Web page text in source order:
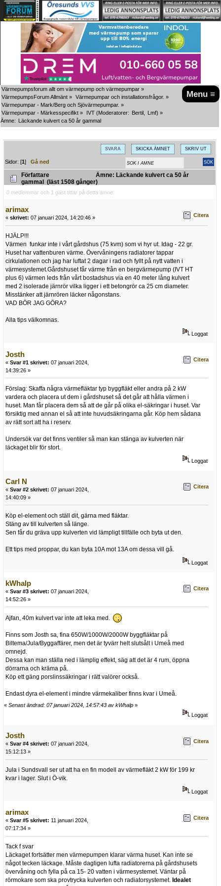
Menu ≡
Värmepumpsforum allt om värmepump och värmepumpar »
VärmepumpsForum Allmänt » Värmepumpar och installationsfrågor. »
Värmepumpar - Mark/Berg och Sjövärmepumpar. »
Värmepumpar - Märkesspecifikt » IVT (Moderatorer: Bertil Lmf) »
Ämne: Läckande kulvert ca 50 år gammal
SVARA SKICKA ÄMNET SKRIV UT
Sidor: [1]Gå ned
Författare
Ämne: Läckande kulvert ca 50 år
gammal (läst 1508 gånger)
0 medlemmar och 1 gäst tittar på detta ämne.
arimax
« skrivet: 07 januari 2024, 14:20:46 » Citera
HJÄLP!!!
Värmen funkar inte i vårt gårdshus (75 kvm) som vi hyr ut. Idag - 22 gr.
Huset har vattenburen värme. Övervåningens radiatorer tappar
cirkulationen och jag har luftat 2 dagar i rad och fyllt på nytt vatten i
värmesystemet.Gårdshuset får värme från en bergvärmepump (IVT HT
plus 6) värmen leds från vårt bostadshus via en 40 meter lång kulvert
med 2 isolerade järnrör vilka ligger i ett betongrör ca 25 cm diameter.
Misstänker att järnrören läcker någonstans.
VAD BÖR JAG GÖRA?
Alla tips välkomnas.
Loggat
Josth
« Svar #1 skrivet: 07 januari 2024,
14:39:26 »
Citera
Förslag: Skaffa några värmefläktar typ byggfläkt eller andra på 2 kW
vardera och placera ut dem i gårdshuset så det går att hålla värmen i
huset. Man får placera dem så att de går på olika el-säkringar i huset. Var
försiktig med annan el så att inte huvudsäkringarna går. Köp hem sådana
av rätt sort att ha i reserv.
Undersök var det finns ventiler så man kan stänga av kulverten när
läckaget blir för stort.
Loggat
Carl N
« Svar #2 skrivet: 07 januari 2024,
14:40:09 »
Citera
Köp el-element och ställ dit, gärna med fläktar.
Stäng av till kulverten så länge.
Sen får du gräva upp kulverten vid lämpligt tillfälle och byta ut den.
Ett tips med proppar, du kan byta 10A mot 13A om dessa vill gå.
Loggat
kWhalp
« Svar #3 skrivet: 07 januari 2024,
14:52:26 »
Citera
Ajfan, 40m kulvert var inte att leka med.
Finns som Josth sa, fina 650W/1000W/2000W byggfläktar på
Biltema/Jula/Byggaffärer, men det är tyvärr helt slutsålt i Umeå med
omnejd.
Dessa kan man ställa ned i lämplig effekt, säg att det är 4 rum, öppna
dörrarna och kräma på.
Köp ett gäng porslinssäkringar i rätt valörer också.
Endast dyra el-element i mindre värmekaliber finns kvar i Umeå.
« Senast ändrad: 07 januari 2024, 14:57:43 av kWhalp »
Loggat
Josth
« Svar #4 skrivet: 07 januari 2024,
15:12:13 »
Citera
Jula i Sundsvall ser ut att ha en fin modell av värmefläkt 2 kW för 199 kr
kvar i lager. Slut i Ö-vik.
Loggat
arimax
« Svar #5 skrivet: 11 januari 2024,
07:17:34 »
Citera
Tack f svar
Läckaget fortsätter men värmepumpen klarar värma huset. Kan inte se
något tecken läckage. Måste dagligen lufta radiatorerna på gårdshusets
övervåning och fylla på ca 15- 20 vatten i värmesystemet. Väntar på
rörmokare som ska provtrycka kulverten och radiatorsystemet. Idealet